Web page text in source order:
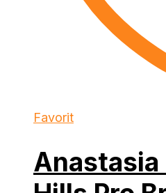
Favorit
Anastasia